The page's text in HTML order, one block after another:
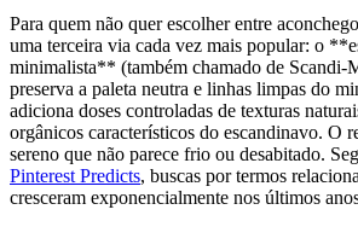
Para quem não quer escolher entre
uma terceira via cada vez mais popular: o
minimalista** (também chamado de Scandi-
preserva a paleta neutra e linhas limpas do
adiciona doses controladas de texturas
orgânicos característicos do escandinavo. O
sereno que não parece frio ou desabitado.
Pinterest Predicts, buscas por termos
cresceram exponencialmente nos últimos